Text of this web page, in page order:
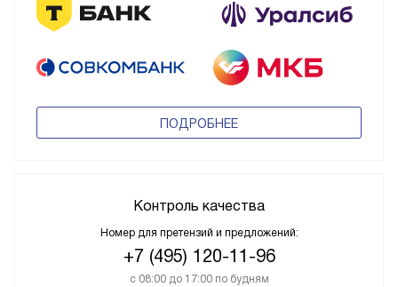
ПОДРОБНЕЕ
Контроль качества
Номер для претензий и предложений:
+7 (495) 120-11-96
с 08:00 до 17:00 по будням